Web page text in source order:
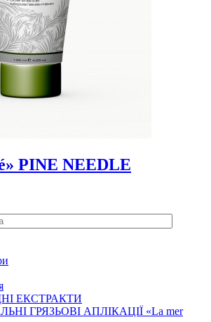
PINE NEEDLE
ЕКСТРАКТИ
ГРЯЗЬОВІ АПЛІКАЦІЇ «La mer